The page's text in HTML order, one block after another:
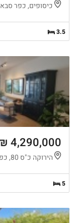
כיסופים, כפר סבא
3.5
4,290,000 ₪
הירוקה כ"ס 80, כפר סבא
5